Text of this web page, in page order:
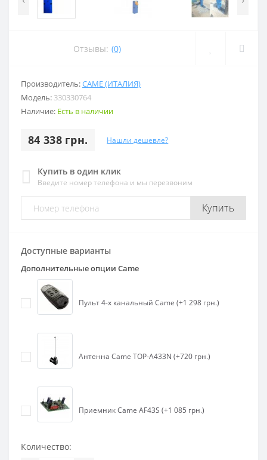
Отзывы: (0)
Производитель:CAME (ИТАЛИЯ)
Модель: 330330764
Наличие: Есть в наличии
84 338 грн. Нашли дешевле?
Купить в один клик
Введите номер телефона и мы перезвоним
Купить
Доступные варианты
Дополнительные опции Came
Пульт 4-х канальный Came (+1 298 грн.)
Антенна Came TOP-A433N (+720 грн.)
Приемник Came AF43S (+1 085 грн.)
Количество: